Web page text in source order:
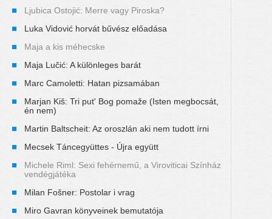
Ljubica Ostojić: Merre vagy Piroska?
Luka Vidović horvát bűvész előadása
Maja a kis méhecske
Maja Lučić: A különleges barát
Marc Camoletti: Hatan pizsamában
Marjan Kiš: Tri put' Bog pomaže (Isten megbocsát,
én nem)
Martin Baltscheit: Az oroszlán aki nem tudott írni
Mecsek Táncegyüttes - Újra együtt
Michele Riml: Sexi fehérnemű, a Viroviticai Színház
vendégjátéka
Milan Fošner: Postolar i vrag
Miro Gavran könyveinek bemutatója